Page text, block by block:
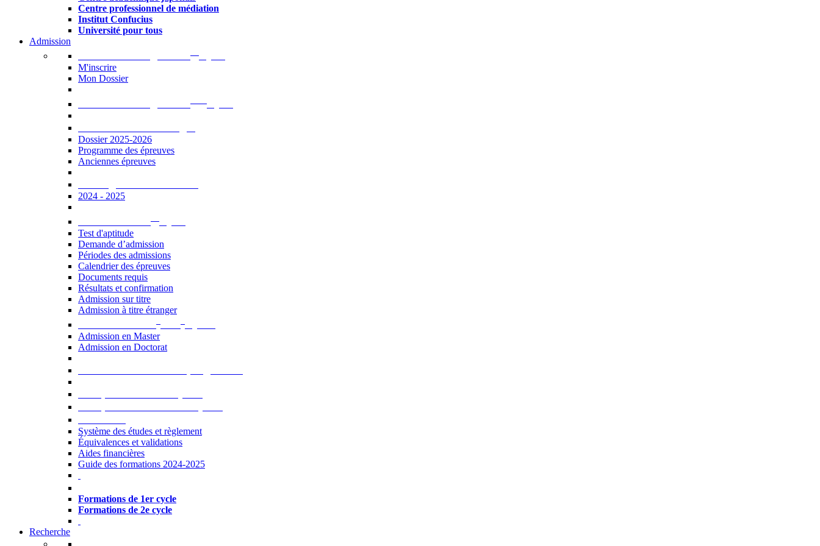
Centre professionnel de médiation
Institut Confucius
Université pour tous
Admission
M'inscrire
Mon Dossier
Dossier 2025-2026
Programme des épreuves
Anciennes épreuves
2024 - 2025
Test d'aptitude
Demande d’admission
Périodes des admissions
Calendrier des épreuves
Documents requis
Résultats et confirmation
Admission sur titre
Admission à titre étranger
Admission en Master
Admission en Doctorat
Système des études et règlement
Équivalences et validations
Aides financières
Guide des formations 2024-2025
Formations de 1er cycle
Formations de 2e cycle
Recherche